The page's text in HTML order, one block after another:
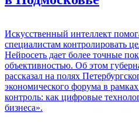
Искусственный интеллект
специалистам контролировать
Нейросеть дает более точные
объективностью. Об этом
рассказал на полях
экономического форума в
контроль: как цифровые
бизнеса».